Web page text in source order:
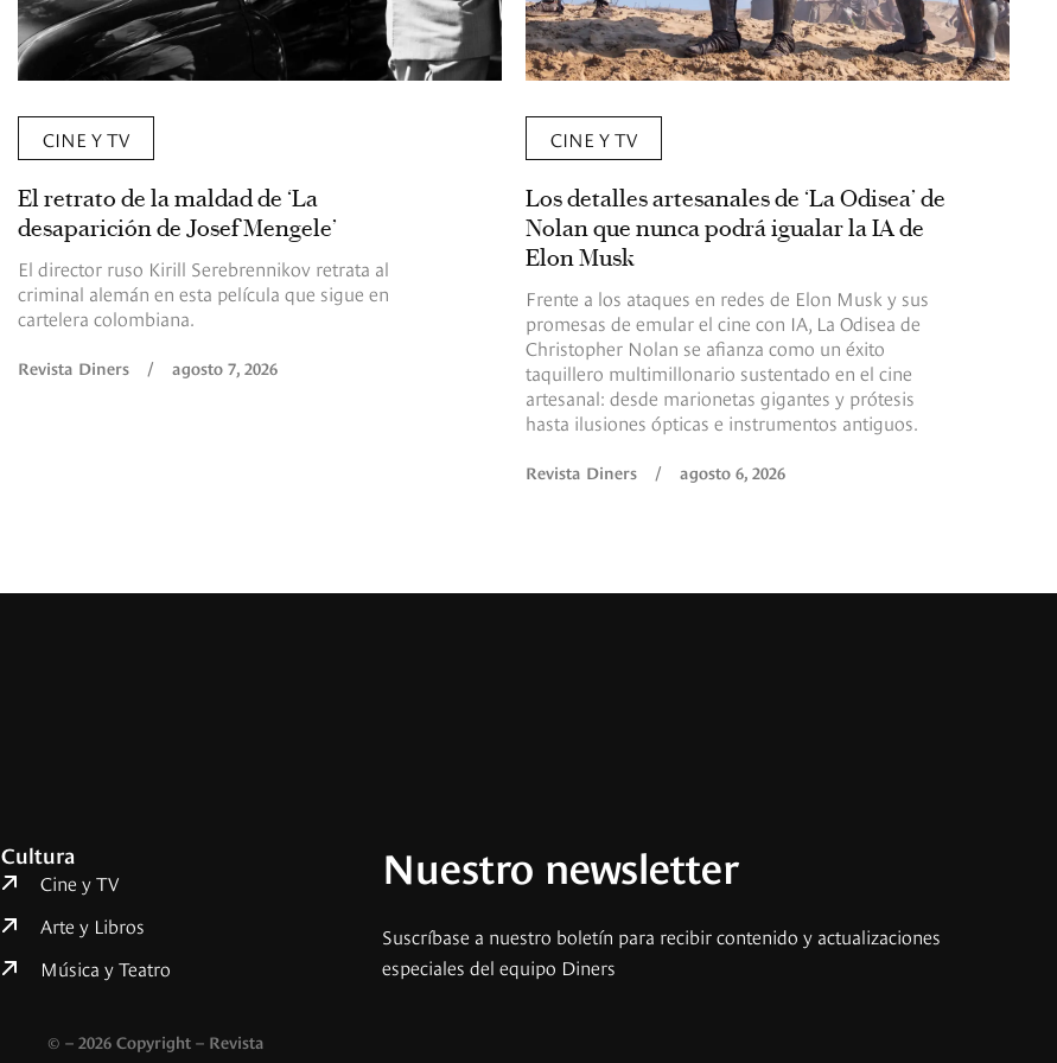
CINE Y TV
El retrato de la maldad de ‘La
desaparición de Josef Mengele’
El director ruso Kirill Serebrennikov retrata al
criminal alemán en esta película que sigue en
cartelera colombiana.
Revista Diners / agosto 7, 2026
CINE Y TV
Los detalles artesanales de ‘La Odisea’ de
Nolan que nunca podrá igualar la IA de
Elon Musk
Frente a los ataques en redes de Elon Musk y sus
promesas de emular el cine con IA, La Odisea de
Christopher Nolan se afianza como un éxito
taquillero multimillonario sustentado en el cine
artesanal: desde marionetas gigantes y prótesis
hasta ilusiones ópticas e instrumentos antiguos.
Revista Diners / agosto 6, 2026
Cultura
Cine y TV
Arte y Libros
Música y Teatro
© – 2026 Copyright – Revista
Nuestro newsletter
Suscríbase a nuestro boletín para recibir contenido y actualizaciones
especiales del equipo Diners